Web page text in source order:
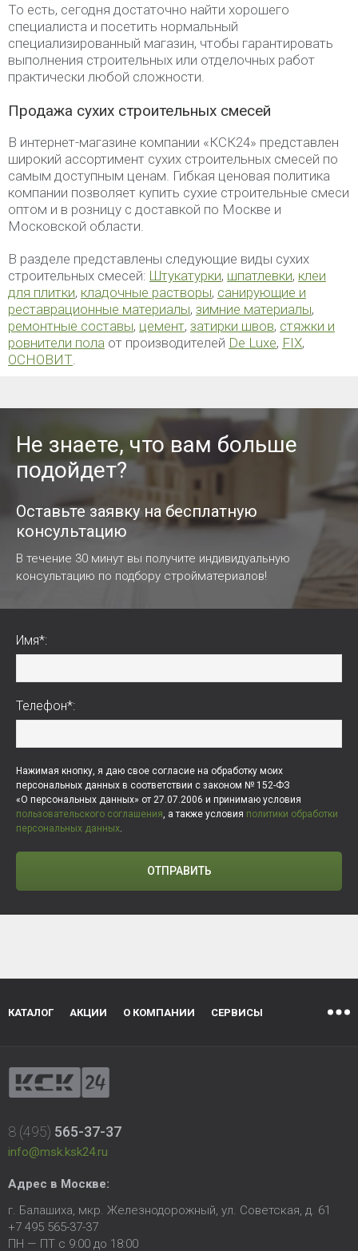
То есть, сегодня достаточно найти хорошего
специалиста и посетить нормальный
специализированный магазин, чтобы гарантировать
выполнения строительных или отделочных работ
практически любой сложности.
Продажа сухих строительных смесей
В интернет-магазине компании «КСК24» представлен
широкий ассортимент сухих строительных смесей по
самым доступным ценам. Гибкая ценовая политика
компании позволяет купить сухие строительные смеси
оптом и в розницу с доставкой по Москве и
Московской области.
В разделе представлены следующие виды сухих
строительных смесей: Штукатурки, шпатлевки, клеи
для плитки, кладочные растворы, санирующие и
реставрационные материалы, зимние материалы,
ремонтные составы, цемент, затирки швов, стяжки и
ровнители пола от производителей De Luxe, FIX,
ОСНОВИТ
Не знаете, что вам больше
подойдет?
Оставьте заявку на бесплатную
консультацию
В течение 30 минут вы получите индивидуальную
консультацию по подбору стройматериалов!
Имя*:
Телефон*:
Нажимая кнопку, я даю свое согласие на обработку моих
персональных данных в соответствии с законом № 152-ФЗ
«О персональных данных» от 27.07.2006 и принимаю условия
пользовательского соглашения , а также условия политики обработки
персональных данных
ОТПРАВИТЬ
КАТАЛОГ АКЦИИ О КОМПАНИИ СЕРВИСЫ
8 (495) 565-37-37
info@msk.ksk24.ru
Адрес в Москве:
г. Балашиха, мкр. Железнодорожный, ул. Советская, д. 61
+7 495 565-37-37
ПН — ПТ с 9:00 до 18:00